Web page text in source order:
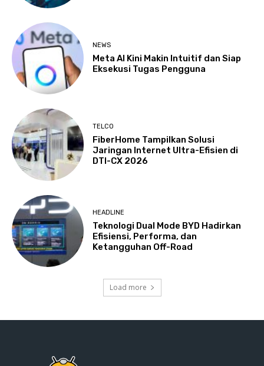
NEWS
Meta AI Kini Makin Intuitif dan Siap
Eksekusi Tugas Pengguna
TELCO
FiberHome Tampilkan Solusi
Jaringan Internet Ultra-Efisien di
DTI-CX 2026
HEADLINE
Teknologi Dual Mode BYD Hadirkan
Efisiensi, Performa, dan
Ketangguhan Off-Road
Load more